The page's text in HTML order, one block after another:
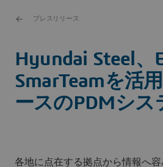
プレスリリース
Hyundai Steel、
SmarTeamを活
ースのPDMシス
各地に点在する拠点から情報へ